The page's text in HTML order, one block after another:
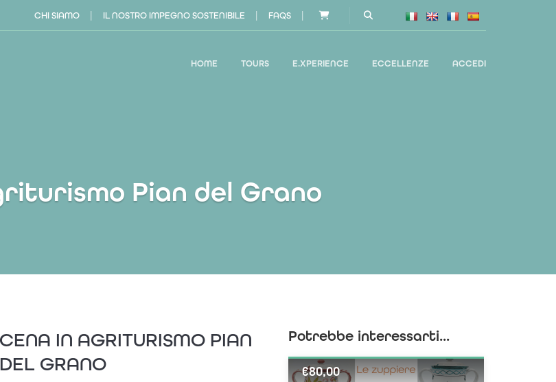
CHI SIAMO IL NOSTRO IMPEGNO SOSTENIBILE FAQS
HOME TOURS E.XPERIENCE ECCELLENZE ACCEDI
Pian del Grano
CENA IN AGRITURISMO PIAN
DEL GRANO
Potrebbe interessarti...
€80,00